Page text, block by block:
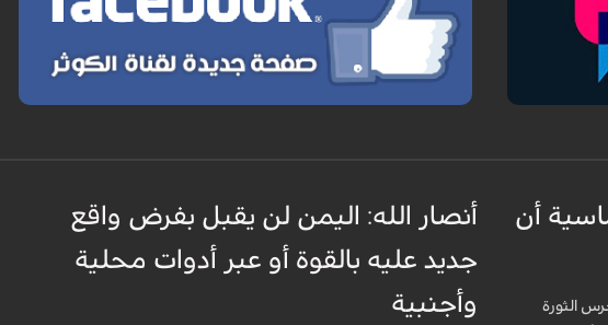
أن
الثورة
أنصار الله: اليمن لن يقبل بفرض واقع
جديد عليه بالقوة أو عبر أدوات محلية
وأجنبية